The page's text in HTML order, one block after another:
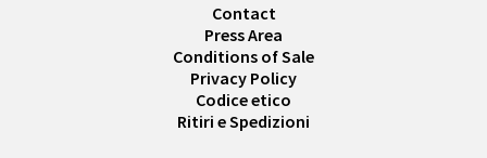
Contact
Press Area
Conditions of Sale
Privacy Policy
Codice etico
Ritiri e Spedizioni